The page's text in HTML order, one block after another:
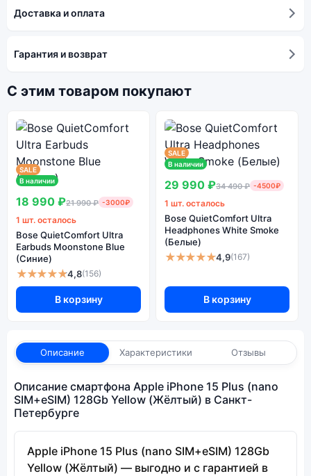
Доставка и оплата
Гарантия и возврат
С этим товаром покупают
SALE
В наличии
18 990 ₽21 990 ₽ -3000₽
1 шт. осталось
Bose QuietComfort Ultra
Earbuds Moonstone Blue
(Синие)
★★★★★4,8(156)
В корзину
SALE
В наличии
29 990 ₽34 490 ₽ -4500₽
1 шт. осталось
Bose QuietComfort Ultra
Headphones White Smoke
(Белые)
★★★★★4,9(167)
В корзину
Описание Характеристики Отзывы
Описание смартфона Apple iPhone 15 Plus (nano
SIM+eSIM) 128Gb Yellow (Жёлтый) в Санкт-
Петербурге
Apple iPhone 15 Plus (nano SIM+eSIM) 128Gb
Yellow (Жёлтый) — выгодно и с гарантией в